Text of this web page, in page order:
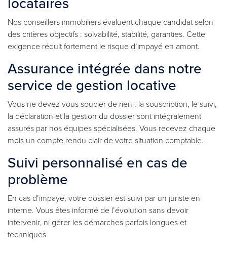
Nos conseillers immobiliers évaluent chaque candidat selon
des critères objectifs : solvabilité, stabilité, garanties. Cette
exigence réduit fortement le risque d’impayé en amont.
Assurance intégrée dans notre
service de gestion locative
Vous ne devez vous soucier de rien : la souscription, le suivi,
la déclaration et la gestion du dossier sont intégralement
assurés par nos équipes spécialisées. Vous recevez chaque
mois un compte rendu clair de votre situation comptable.
Suivi personnalisé en cas de
problème
En cas d’impayé, votre dossier est suivi par un juriste en
interne. Vous êtes informé de l’évolution sans devoir
intervenir, ni gérer les démarches parfois longues et
techniques.